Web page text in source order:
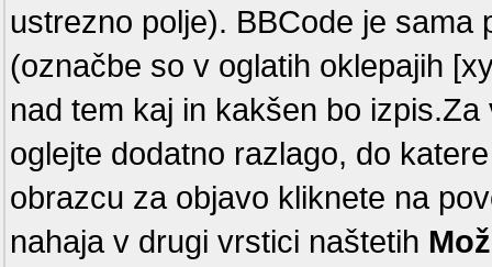
ustrezno polje). BBCode je sama
(označbe so v oglatih oklepajih
nad tem kaj in kakšen bo
oglejte dodatno razlago, do
obrazcu za objavo kliknete na
nahaja v drugi vrstici naštetih